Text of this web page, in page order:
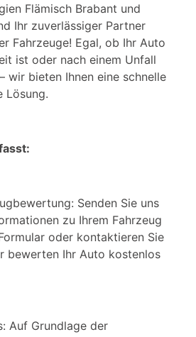
Flämisch Brabant und
Ihr zuverlässiger Partner
Fahrzeuge! Egal, ob Ihr Auto
ist oder nach einem Unfall
wir bieten Ihnen eine schnelle
Lösung.
Senden Sie uns
zu Ihrem Fahrzeug
oder kontaktieren Sie
bewerten Ihr Auto kostenlos
Auf Grundlage der